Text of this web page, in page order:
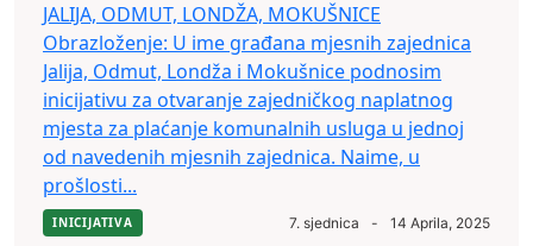
JALIJA, ODMUT, LONDŽA, MOKUŠNICE
Obrazloženje: U ime građana mjesnih zajednica
Jalija, Odmut, Londža i Mokušnice podnosim
inicijativu za otvaranje zajedničkog naplatnog
mjesta za plaćanje komunalnih usluga u jednoj
od navedenih mjesnih zajednica. Naime, u
prošlosti...
INICIJATIVA 7. sjednica - 14 Aprila, 2025